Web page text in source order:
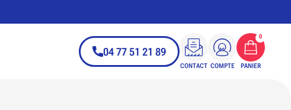
04 77 51 21 89
CONTACT COMPTE PANIER
0